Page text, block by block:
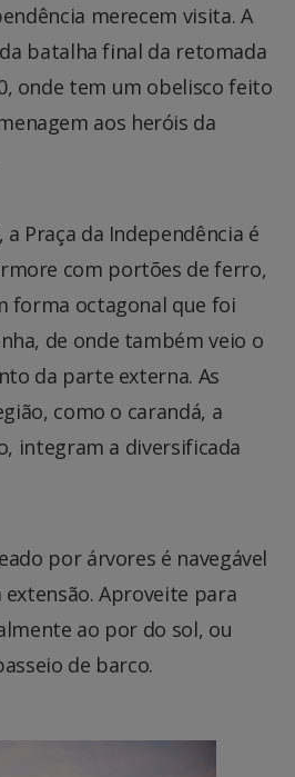
merecem visita. A
batalha final da retomada
onde tem um obelisco feito
aos heróis da
Praça da Independência é
com portões de ferro,
forma octagonal que foi
de onde também veio o
da parte externa. As
como o carandá, a
integram a diversificada
por árvores é navegável
Aproveite para
ao por do sol, ou
de barco.